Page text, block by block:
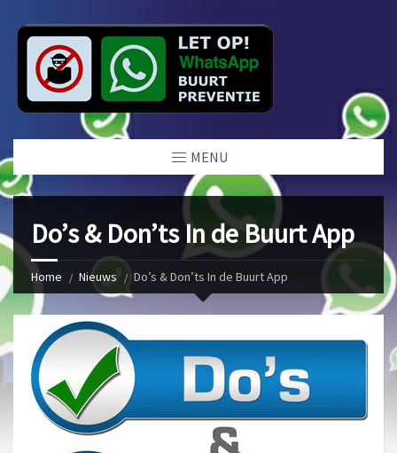
MENU
Do’s & Don’ts In de Buurt App
Home Nieuws Do’s & Don’ts In de Buurt App